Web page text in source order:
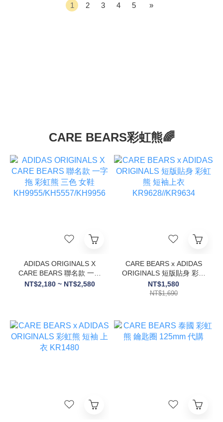
1 2 3 4 5 »
CARE BEARS彩虹熊🌈
ADIDAS ORIGINALS X
CARE BEARS 聯名款 一字
拖 彩虹熊 三色 女鞋
NT$2,180 ~ NT$2,580
CARE BEARS x ADIDAS
ORIGINALS 短版貼身 彩虹
熊 短袖上衣
KR9628//KR9634
NT$1,580
NT$1,690